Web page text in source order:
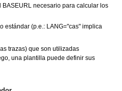
BASEURL necesario para calcular los
estándar (p.e.: LANG="cas" implica
trazas) que son utilizadas
una plantilla puede definir sus